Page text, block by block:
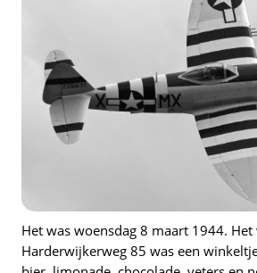
Het was woensdag 8 maart 1944.
Harderwijkerweg 85 was een